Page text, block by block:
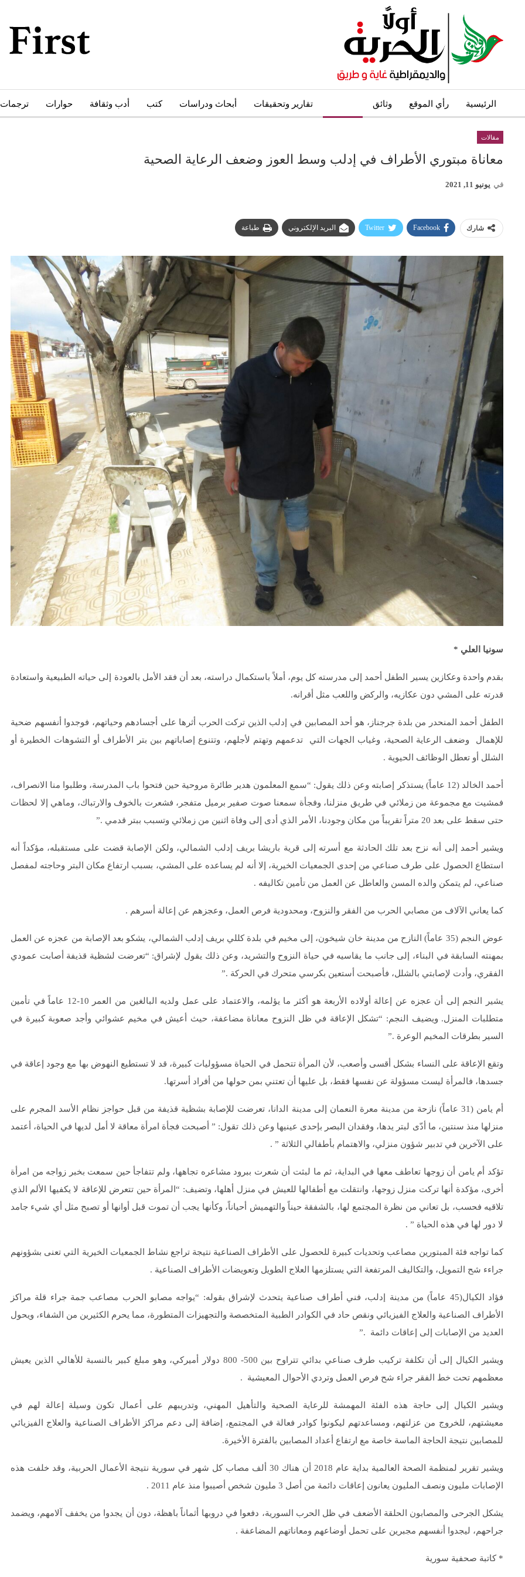
الرئيسية رأي الموقع وثائق تقارير وتحقيقات أبحاث ودراسات كتب أدب وثقافة حوارات ترجمات
مقالات
معاناة مبتوري الأطراف في إدلب وسط العوز وضعف الرعاية الصحية
في يونيو 11, 2021
شارك Facebook
Twitter البريد الإلكتروني طباعة
سونيا العلي *
بقدم واحدة وعكازين يسير الطفل أحمد إلى مدرسته كل يوم، أملاً باستكمال دراسته، بعد أن فقد الأمل بالعودة إلى حياته الطبيعية واستعادة
قدرته على المشي دون عكازيه، والركض واللعب مثل أقرانه.
الطفل أحمد المنحدر من بلدة جرجناز، هو أحد المصابين في إدلب الذين تركت الحرب أثرها على أجسادهم وحياتهم، فوجدوا أنفسهم ضحية
للإهمال وضعف الرعاية الصحية، وغياب الجهات التي تدعمهم وتهتم لأجلهم، وتتنوع إصاباتهم بين بتر ﺍﻷﻃﺮﺍﻑ أو التشوهات الخطيرة أو
الشلل أو تعطل الوظائف الحيوﻳﺔ .
أحمد الخالد (12 عاماً) يستذكر إصابته وعن ذلك يقول: “سمع المعلمون هدير طائرة مروحية حين فتحوا باب المدرسة، وطلبوا منا الانصراف،
فمشيت مع مجموعة من زملائي في طريق منزلنا، وفجأة سمعنا صوت صفير برميل متفجر، فشعرت بالخوف والارتباك، وماهي إلا لحظات
حتى سقط على بعد 20 متراً تقريباً من مكان وجودنا، الأمر الذي أدى إلى وفاة اثنين من زملائي وتسبب ببتر قدمي .”
ويشير أحمد إلى أنه نزح بعد تلك الحادثة مع أسرته إلى قرية باريشا بريف إدلب الشمالي، ولكن الإصابة قضت على مستقبله، مؤكداً أنه
استطاع الحصول على طرف صناعي من إحدى الجمعيات الخيرية، إلا أنه لم يساعده على المشي، بسبب ارتفاع مكان البتر وحاجته لمفصل
صناعي، لم يتمكن والده المسن والعاطل عن العمل من تأمين تكاليفه .
كما يعاني ﺍﻵﻻﻑ من ﻣﺼﺎﺑﻲ ﺍﻟﺤﺮﺏ من الفقر والنزوح، ومحدودية فرص العمل، وعجزهم عن إعالة أسرهم .
عوض النجم (35 عاماً) النازح من مدينة خان شيخون، إلى مخيم في بلدة كللي بريف إدلب الشمالي، يشكو بعد الإصابة من عجزه عن العمل
بمهنته السابقة في البناء، إلى جانب ما يقاسيه في حياة النزوح والتشريد، وعن ذلك يقول لإشراق: “تعرضت لشظية قذيفة أصابت عمودي
الفقري، وأدت لإصابتي بالشلل، فأصبحت أستعين بكرسي متحرك في الحركة .”
يشير النجم إلى أن عجزه عن إعالة أولاده الأربعة هو أكثر ما يؤلمه، والاعتماد على عمل ولديه البالغين من العمر 10-12 عاماً في تأمين
متطلبات المنزل. ويضيف النجم: “تشكل الإعاقة في ظل النزوح معاناة مضاعفة، حيث أعيش في مخيم عشوائي وأجد صعوبة كبيرة في
السير بطرقات المخيم الوعرة .”
وتقع الإعاقة على النساء بشكل أقسى وأصعب، لأن المرأة تتحمل في الحياة مسؤوليات كبيرة، قد لا تستطيع النهوض بها مع وجود إعاقة في
جسدها، فالمرأة ليست مسؤولة عن نفسها فقط، بل عليها أن تعتني بمن حولها من أفراد أسرتها.
أم يامن (31 عاماً) نازحة من مدينة معرة النعمان إلى مدينة الدانا، تعرضت للإصابة بشظية قذيفة من قبل حواجز نظام الأسد المجرم على
منزلها منذ سنتين، ما أدّى لبتر يدها، وفقدان البصر بإحدى عينيها وعن ذلك تقول: ” أصبحت فجأة امرأة معاقة لا أمل لديها في الحياة، أعتمد
على الآخرين في تدبير شؤون منزلي، والاهتمام بأطفالي الثلاثة ” .
تؤكد أم يامن أن زوجها تعاطف معها في البداية، ثم ما لبثت أن شعرت ببرود مشاعره تجاهها، ولم تتفاجأ حين سمعت بخبر زواجه من امرأة
أخرى، مؤكدة أنها تركت منزل زوجها، وانتقلت مع أطفالها للعيش في منزل أهلها، وتضيف: “المرأة حين تتعرض للإعاقة لا يكفيها الألم الذي
تلاقيه فحسب، بل تعاني من نظرة المجتمع لها، بالشفقة حيناً والتهميش أحياناً، وكأنها يجب أن تموت قبل أوانها أو تصبح مثل أي شيء جامد
لا دور لها في هذه الحياة ” .
كما تواجه فئة المبتورين مصاعب وتحديات كبيرة للحصول على الأطراف الصناعية نتيجة ترﺍﺟﻊ ﻧﺸﺎﻁ ﺍﻟﺠﻤﻌﻴﺎﺕ ﺍﻟﺨﻴﺮﻳﺔ ﺍﻟﺘﻲ ﺗﻌﻨﻰ بشؤونهم
ﺟراءﺀ ﺷﺢ ﺍﻟﺘﻤﻮﻳﻞ، ﻭﺍﻟﺘﻜﺎﻟﻴﻒ ﺍﻟﻤﺮﺗﻔﻌﺔ ﺍﻟﺘﻲ ﻳﺴﺘﻠﺰﻣﻬﺎ ﺍﻟﻌﻼﺝ ﺍﻟﻄﻮﻳﻞ ﻭﺗﻌﻮﻳﻀﺎﺕ ﺍﻷﻃﺮﺍﻑ ﺍﻟﺼﻨﺎﻋﻴﺔ .
فؤاد الكيال(45 عاماً) من مدينة إدلب، فني أطراف صناعية يتحدث لإشراق بقوله: “يواجه مصابو الحرب مصاعب جمة جراء قلة مراكز
الأطراف الصناعية والعلاج الفيزيائي ونقص حاد في الكوادر الطبية المتخصصة والتجهيزات المتطورة، مما يحرم الكثيرين من الشفاء، ويحول
العديد من الإصابات إلى إعاقات دائمة .”
ويشير الكيال إلى أن ﺗﻜﻠﻔﺔ ﺗﺮﻛﻴﺐ ﻃﺮﻑ ﺻﻨﺎﻋﻲ ﺑﺪﺍﺋﻲ تتراوح بين 500- 800 ﺩﻭﻻﺭ أميركي، وهو مبلغ كبير بالنسبة للأهالي الذين يعيش
معظمهم تحت خط الفقر جراء شح فرص العمل وتردي الأحوال المعيشية .
ويشير الكيال إلى حاجة هذه الفئة المهمشة للرعاية الصحية والتأهيل المهني، وتدريبهم على أعمال تكون وسيلة إعالة لهم في
معيشتهم، للخروج من عزلتهم، ومساعدتهم ليكونوا كوادر فعالة في المجتمع، إضافة إلى دعم مراكز الأطراف الصناعية والعلاج الفيزيائي
للمصابين نتيجة الحاجة الماسة خاصة مع ارتفاع أعداد المصابين بالفترة الأخيرة.
ﻭيشير ﺗﻘﺮﻳﺮ ﻟﻤﻨﻈﻤﺔ ﺍﻟﺼﺤﺔ ﺍﻟﻌﺎﻟﻤﻴﺔ ﺑﺪﺍﻳﺔ عام 2018 ﺃﻥ ﻫﻨﺎﻙ 30 ﺃﻟﻒ ﻣﺼﺎﺏ ﻛﻞ ﺷﻬﺮ في سورية ﻧﺘﻴﺠﺔ ﺍﻷﻋﻤﺎﻝ ﺍﻟﺤﺮﺑﻴﺔ، ﻭﻗﺪ ﺧﻠﻔﺖ ﻫﺬﻩ
ﺍﻹﺻﺎﺑﺎﺕ ﻣﻠﻴﻮﻥ ﻭﻧﺼﻒ ﺍﻟﻤﻠﻴﻮﻥ ﻳﻌﺎﻧﻮﻥ ﺇﻋﺎﻗﺎﺕ ﺩﺍﺋﻤﺔ ﻣﻦ ﺃﺻﻞ 3 ﻣﻠﻴﻮﻥ ﺷﺨﺺ ﺃﺻﻴﺒﻮﺍ ﻣﻨﺬ عام 2011 .
يشكل الجرحى والمصابون الحلقة الأضعف في ظل الحرب السورية، دفعوا في دروبها أثماناً باهظة، دون أن يجدوا من يخفف آلامهم، ويضمد
جراحهم، ليجدوا أنفسهم مجبرين على تحمل أوضاعهم ومعاناتهم المضاعفة .
* كاتبة صحفية سورية
نحو استراتيجيّة للمعارضة السوريّة بشأن التحديات الصّهيونيّة
نوفمبر 27, 2024
قمة الرياض: أقوال تنتظر أفعالاً
نوفمبر 27, 2024
تعيينات ترامب: أنت لا تجني من الشوك العنب!
نوفمبر 27, 2024
ابن بطوطة عند تخوم سيبيريا!
نوفمبر 27, 2024
انجازات نتنياهو !